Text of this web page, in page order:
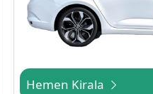
Hemen Kirala